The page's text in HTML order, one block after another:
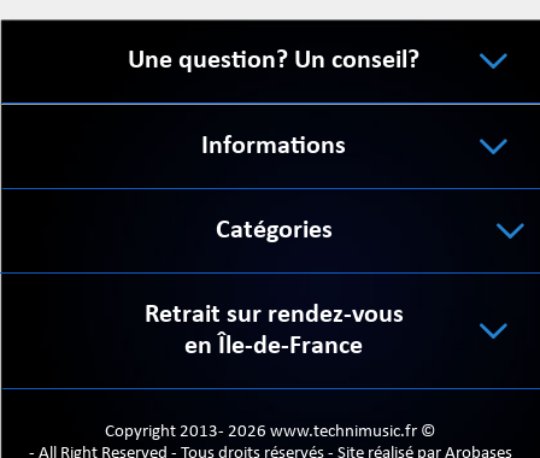
Une question? Un conseil?
Informations
Catégories
Retrait sur rendez-vous
en Île-de-France
Copyright 2013- 2026 www.technimusic.fr ©
- All Right Reserved - Tous droits réservés - Site réalisé par Arobases